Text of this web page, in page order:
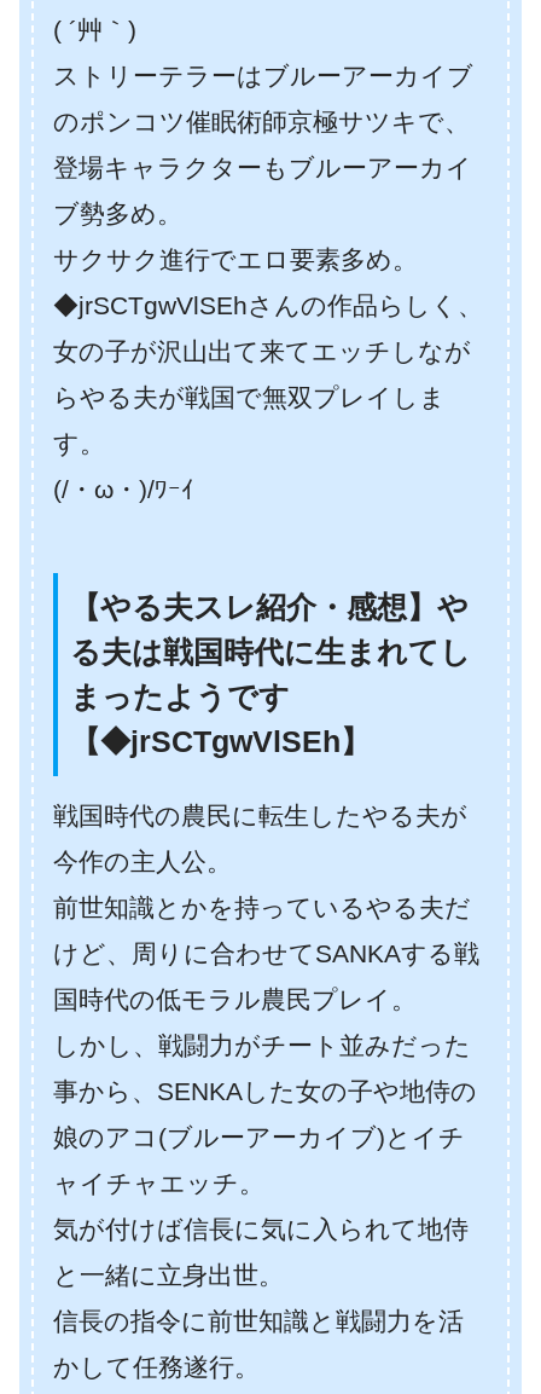
( ´艸｀)
ストリーテラーはブルーアーカイブ
のポンコツ催眠術師京極サツキで、
登場キャラクターもブルーアーカイ
ブ勢多め。
サクサク進行でエロ要素多め。
◆jrSCTgwVlSEhさんの作品らしく、
女の子が沢山出て来てエッチしなが
らやる夫が戦国で無双プレイしま
す。
(/・ω・)/ﾜｰｲ
【やる夫スレ紹介・感想】や
る夫は戦国時代に生まれてし
まったようです
【◆jrSCTgwVlSEh】
戦国時代の農民に転生したやる夫が
今作の主人公。
前世知識とかを持っているやる夫だ
けど、周りに合わせてSANKAする戦
国時代の低モラル農民プレイ。
しかし、戦闘力がチート並みだった
事から、SENKAした女の子や地侍の
娘のアコ(ブルーアーカイブ)とイチ
ャイチャエッチ。
気が付けば信長に気に入られて地侍
と一緒に立身出世。
信長の指令に前世知識と戦闘力を活
かして任務遂行。